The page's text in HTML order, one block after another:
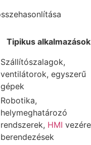
Tipikus alkalmazások
Szállítószalagok,
ventilátorok, egyszerű
gépek
Robotika,
helymeghatározó
rendszerek, HMI
berendezések